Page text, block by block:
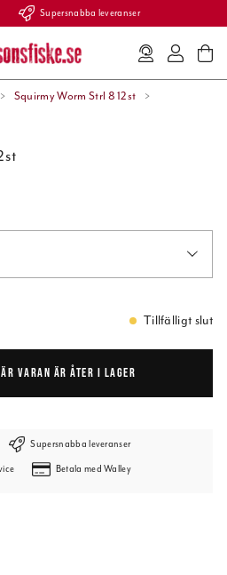
Supersnabba leveranser
Squirmy Worm Strl 8 12st
Tillfälligt slut
VARAN ÄR ÅTER I LAGER
Supersnabba leveranser
Betala med Walley